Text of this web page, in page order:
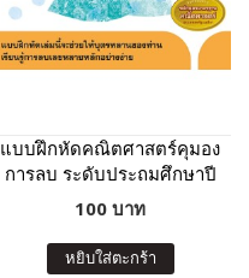
แบบฝึกหัดคณิตศาสตร์คุมอง
การลบ ระดับประถมศึกษาปี
ที่ 2
100 บาท
หยิบใส่ตะกร้า